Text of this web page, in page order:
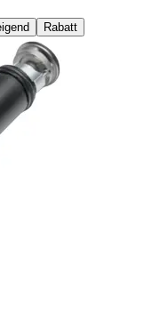
Rabatt